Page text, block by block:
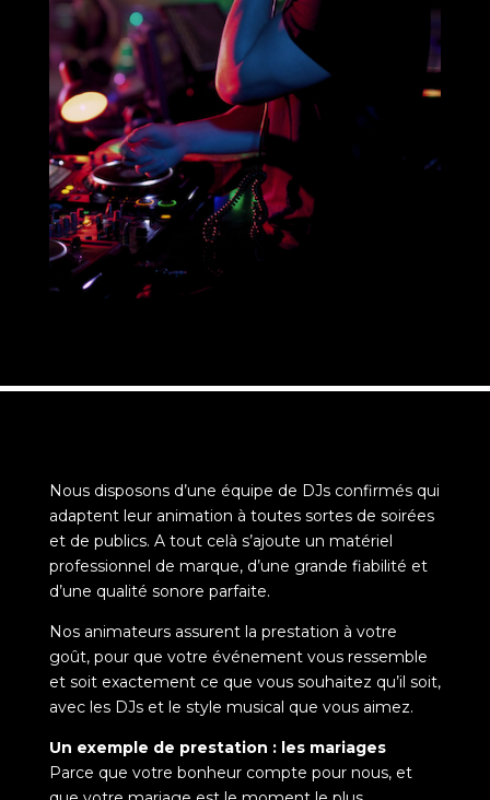
Nous disposons d’une équipe de DJs confirmés qui
adaptent leur animation à toutes sortes de soirées
et de publics. A tout celà s’ajoute un matériel
professionnel de marque, d’une grande fiabilité et
d’une qualité sonore parfaite.
Nos animateurs assurent la prestation à votre
goût, pour que votre événement vous ressemble
et soit exactement ce que vous souhaitez qu’il soit,
avec les DJs et le style musical que vous aimez.
Un exemple de prestation : les mariages
Parce que votre bonheur compte pour nous, et